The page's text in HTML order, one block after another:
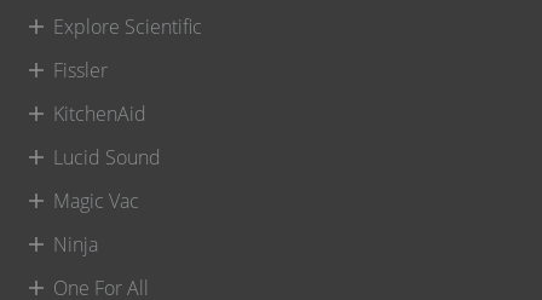
Explore Scientific
Fissler
KitchenAid
Lucid Sound
Magic Vac
Ninja
One For All